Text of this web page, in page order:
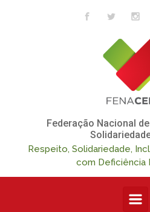
Skip to main content
Federação Nacional
Respeito, Solidariedade,
com Deficiência